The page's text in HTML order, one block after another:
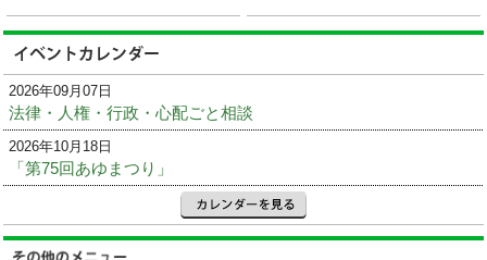
2026年09月07日
法律・人権・行政・心配ごと相談
2026年10月18日
「第75回あゆまつり」